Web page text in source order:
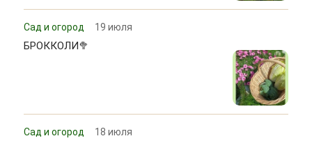
Сад и огород 19 июля
БРОККОЛИ🥦
Сад и огород 18 июля